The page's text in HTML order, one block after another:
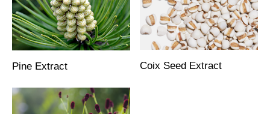
Pine Extract Coix Seed Extract